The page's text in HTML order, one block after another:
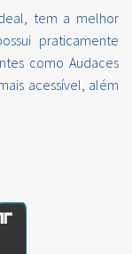
tem a melhor
praticamente
como Audaces
acessível, além